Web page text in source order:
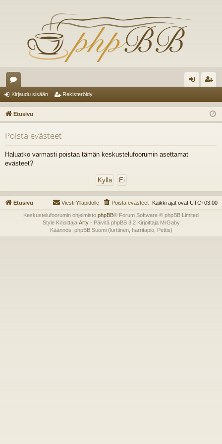
es
ku
st
el
ua
t
au
du
ist
er
Kirjaudu sisään Rekisteröidy
Etusivu
Poista evästeet
Haluatko varmasti poistaa tämän keskustelufoorumin asettamat
evästeet?
Etusivu Kaikki ajat ovat UTC+03:00
Poista evästeet
Viesti Ylläpidolle
Keskustelufoorumin ohjelmisto phpBB® Forum Software © phpBB Limited
Style Kirjoittaja Arty- Päivitä phpBB 3.2 Kirjoittaja MrGaby
Käännös: phpBB Suomi (lurttinen, harritapio, Pettis)